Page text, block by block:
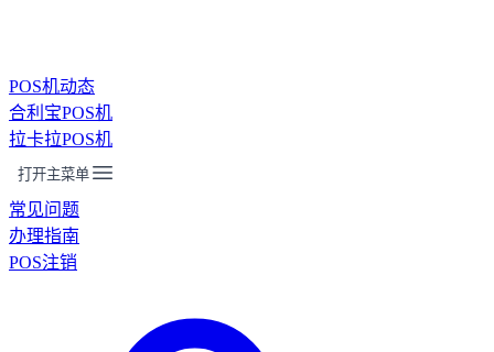
POS机动态
合利宝POS机
拉卡拉POS机
打开主菜单
常见问题
办理指南
POS注销